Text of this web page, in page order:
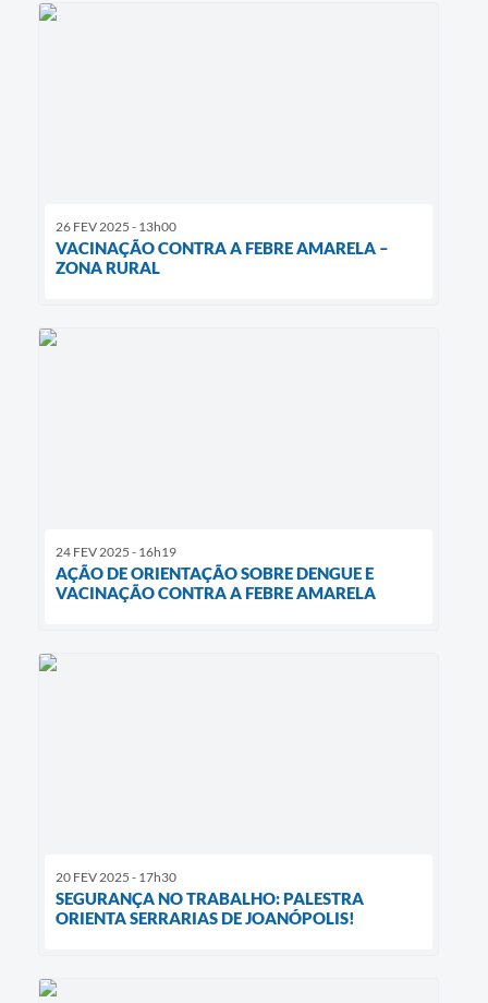
26 FEV 2025 - 13h00
VACINAÇÃO CONTRA A FEBRE AMARELA –
ZONA RURAL
24 FEV 2025 - 16h19
AÇÃO DE ORIENTAÇÃO SOBRE DENGUE E
VACINAÇÃO CONTRA A FEBRE AMARELA
20 FEV 2025 - 17h30
SEGURANÇA NO TRABALHO: PALESTRA
ORIENTA SERRARIAS DE JOANÓPOLIS!